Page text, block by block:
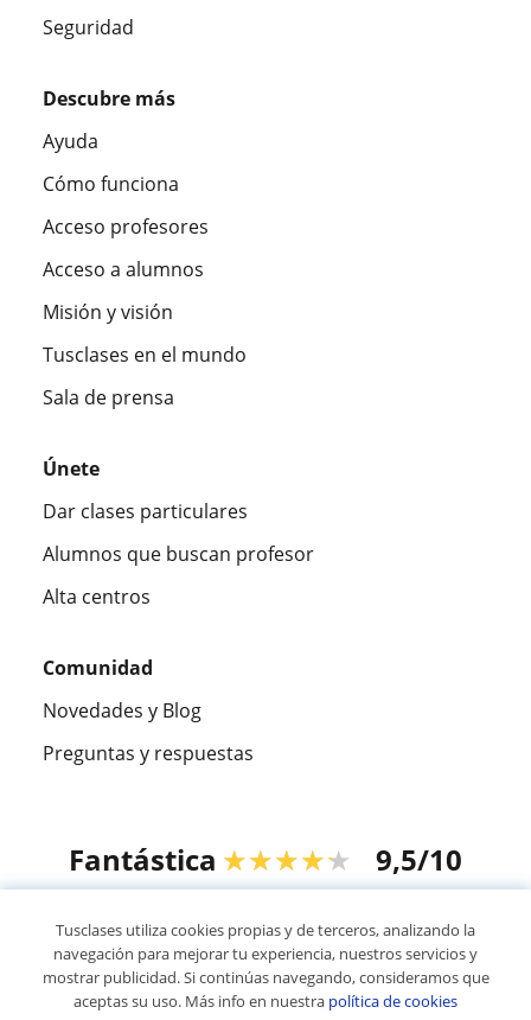
Seguridad
Descubre más
Ayuda
Cómo funciona
Acceso profesores
Acceso a alumnos
Misión y visión
Tusclases en el mundo
Sala de prensa
Únete
Dar clases particulares
Alumnos que buscan profesor
Alta centros
Comunidad
Novedades y Blog
Preguntas y respuestas
Fantástica ★★★★★ 9,5/10
© 2007 - 2026 Tusclases.pe
Tusclases utiliza cookies propias y de terceros, analizando la
navegación para mejorar tu experiencia, nuestros servicios y
mostrar publicidad. Si continúas navegando, consideramos que
aceptas su uso. Más info en nuestra política de cookies